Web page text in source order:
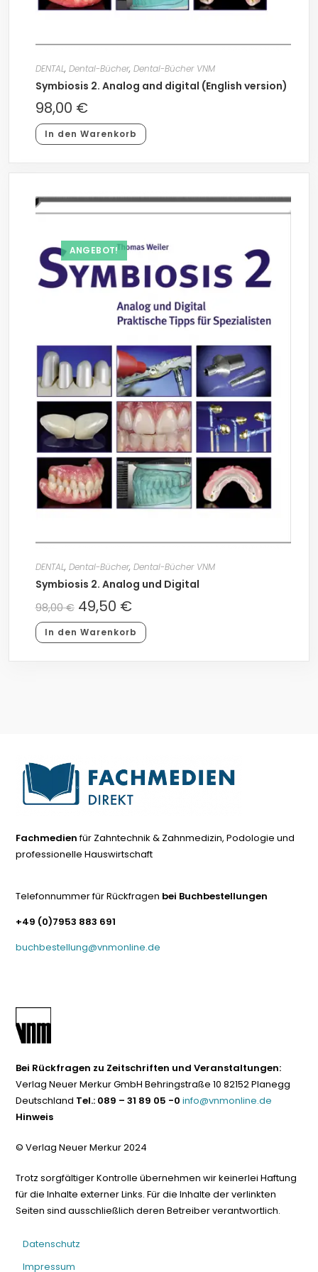
DENTAL, Dental-Bücher, Dental-Bücher VNM
Symbiosis 2. Analog and digital (English version)
98,00 €
In den Warenkorb
ANGEBOT!
DENTAL, Dental-Bücher, Dental-Bücher VNM
Symbiosis 2. Analog und Digital
98,00€ 49,50 €
In den Warenkorb
Fachmedienfür Zahntechnik & Zahnmedizin, Podologie und
professionelle Hauswirtschaft
Telefonnummer für Rückfragen bei Buchbestellungen
+49 (0)7953 883 691
buchbestellung@vnmonline.de
Bei Rückfragen zu Zeitschriften und Veranstaltungen:
Verlag Neuer Merkur GmbH Behringstraße 10 82152 Planegg
Deutschland Tel.: 089 – 31 89 05 -0 info@vnmonline.de
Hinweis
© Verlag Neuer Merkur 2024
Trotz sorgfältiger Kontrolle übernehmen wir keinerlei Haftung
für die Inhalte externer Links. Für die Inhalte der verlinkten
Seiten sind ausschließlich deren Betreiber verantwortlich.
Datenschutz
Impressum